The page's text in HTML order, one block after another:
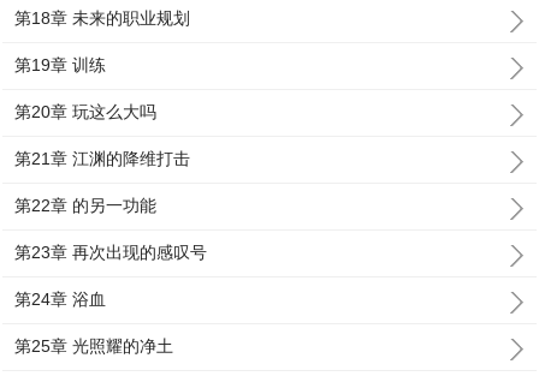
第18章 未来的职业规划
第19章 训练
第20章 玩这么大吗
第21章 江渊的降维打击
第22章 的另一功能
第23章 再次出现的感叹号
第24章 浴血
第25章 光照耀的净土